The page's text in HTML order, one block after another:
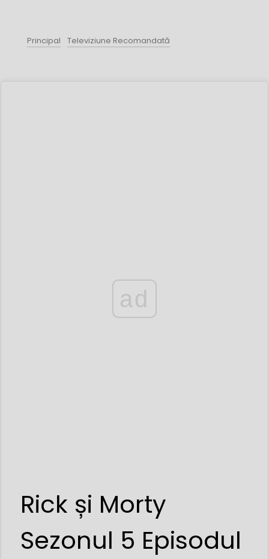
Principal Televiziune Recomandată
ad
Rick și Morty
Sezonul 5 Episodul